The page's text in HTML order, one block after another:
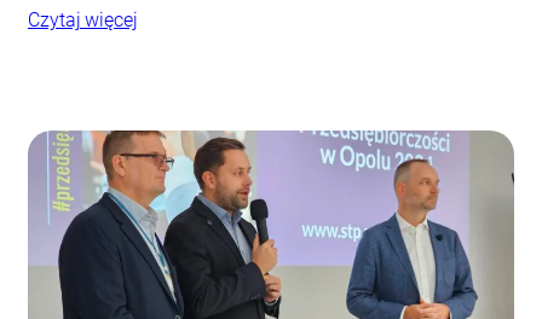
Czytaj więcej